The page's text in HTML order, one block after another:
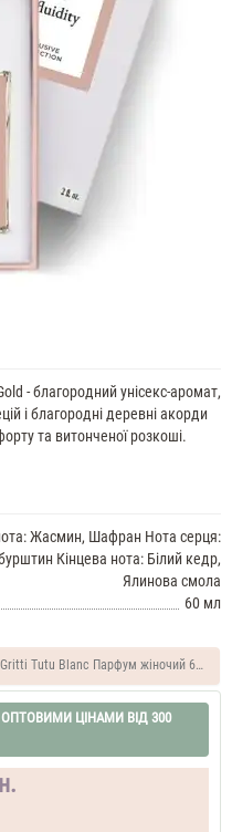
- благородний унісекс-аромат,
і благородні деревні акорди
та витонченої розкоші.
Жасмин, Шафран Нота серця:
Кінцева нота: Білий кедр,
Ялинова смола
60 мл
60 мл
Gritti Tutu Blanc Парфум жіночий 60 мл
ЦІНАМИ ВІД 300